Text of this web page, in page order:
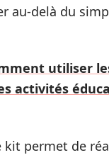
au-delà du
utiliser
activités
kit permet de